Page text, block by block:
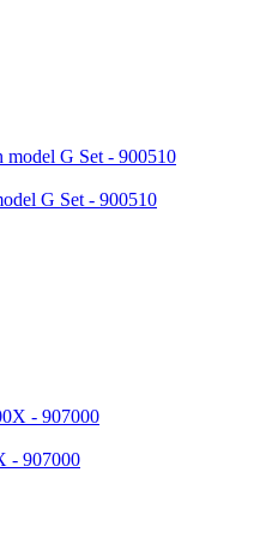
G Set - 900510
- 907000